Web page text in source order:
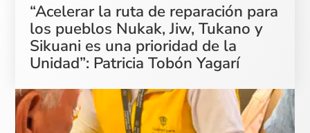
“Acelerar la ruta de reparación para
los pueblos Nukak, Jiw, Tukano y
Sikuani es una prioridad de la
Unidad”: Patricia Tobón Yagarí